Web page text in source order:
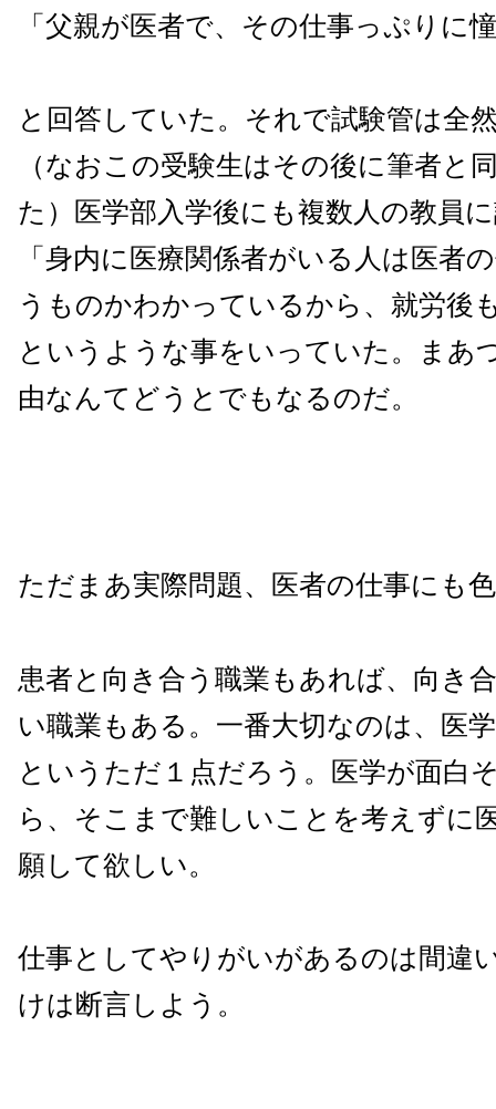
「父親が医者で、その仕事っぷりに
と回答していた。それで試験管は全
（なおこの受験生はその後に筆者と
た）医学部入学後にも複数人の教員
「身内に医療関係者がいる人は医者
うものかわかっているから、就労後
というような事をいっていた。まあ
由なんてどうとでもなるのだ。
ただまあ実際問題、医者の仕事にも
患者と向き合う職業もあれば、向き
い職業もある。一番大切なのは、医
というただ１点だろう。医学が面白
ら、そこまで難しいことを考えずに
願して欲しい。
仕事としてやりがいがあるのは間違
けは断言しよう。